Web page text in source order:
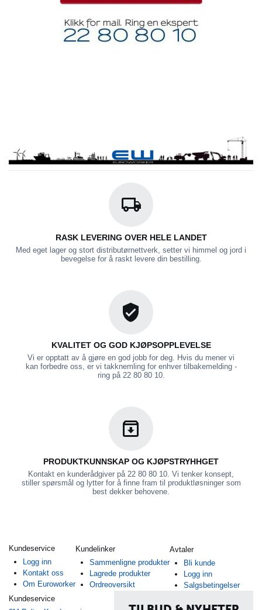
RASK LEVERING OVER HELE LANDET
Med eget lager og stort distributørnettverk, setter vi himmel og jord i
bevegelse for å raskt levere din bestilling.
KVALITET OG GOD KJØPSOPPLEVELSE
Vi er opptatt av å gjøre en god jobb for deg. Hvis du mener vi
kan forbedre oss, er vi takknemling for enhver tilbakemelding -
ring på 22 80 80 10.
PRODUKTKUNNSKAP OG KJØPSTRYHHGET
Kontakt en kunderådgiver på 22 80 80 10. Vi tenker konsept,
stiller spørsmål og lytter for å finne fram til produktløsninger som
best dekker behovene.
Kundeservice
Logg inn
Kontakt oss
Om Euroworker
Kundelinker
Sammenligne produkter
Lagrede produkter
Ordreoversikt
Avtaler
Bli kunde
Logg inn
Salgsbetingelser
Kundeservice